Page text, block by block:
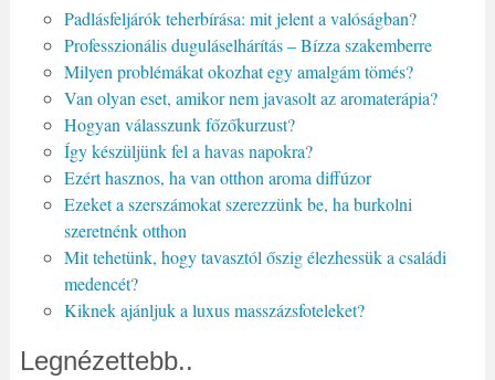
Padlásfeljárók teherbírása: mit jelent a valóságban?
Professzionális duguláselhárítás – Bízza szakemberre
Milyen problémákat okozhat egy amalgám tömés?
Van olyan eset, amikor nem javasolt az aromaterápia?
Hogyan válasszunk főzőkurzust?
Így készüljünk fel a havas napokra?
Ezért hasznos, ha van otthon aroma diffúzor
Ezeket a szerszámokat szerezzünk be, ha burkolni
szeretnénk otthon
Mit tehetünk, hogy tavasztól őszig élezhessük a családi
medencét?
Kiknek ajánljuk a luxus masszázsfoteleket?
Legnézettebb..